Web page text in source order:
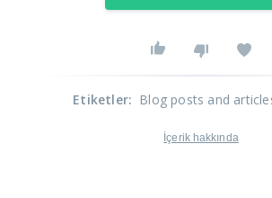
Etiketler: Blog posts and
İçerik hakkında